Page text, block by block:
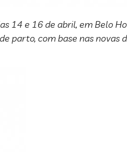
14 e 16 de abril, em Belo
parto, com base nas novas